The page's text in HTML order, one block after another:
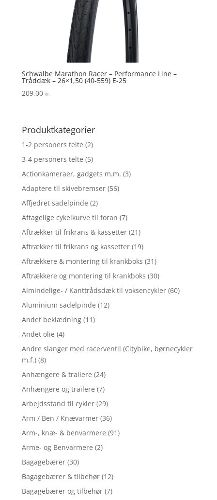
Schwalbe Marathon Racer – Performance Line –
Tråddæk – 26×1,50 (40-559) E-25
209,00 kr.
Produktkategorier
1-2 personers telte (2)
3-4 personers telte (5)
Actionkameraer, gadgets m.m. (3)
Adaptere til skivebremser (56)
Affjedret sadelpinde (2)
Aftagelige cykelkurve til foran (7)
Aftrækker til frikrans & kassetter (21)
Aftrækker til frikrans og kassetter (19)
Aftrækkere & montering til krankboks (31)
Aftrækkere og montering til krankboks (30)
Almindelige- / Kanttrådsdæk til voksencykler (60)
Aluminium sadelpinde (12)
Andet beklædning (11)
Andet olie (4)
Andre slanger med racerventil (Citybike, børnecykler
m.f.) (8)
Anhængere & trailere (24)
Anhængere og trailere (7)
Arbejdsstand til cykler (29)
Arm / Ben / Knævarmer (36)
Arm-, knæ- & benvarmere (91)
Arme- og Benvarmere (2)
Bagagebærer (30)
Bagagebærer & tilbehør (12)
Bagagebærer og tilbehør (7)